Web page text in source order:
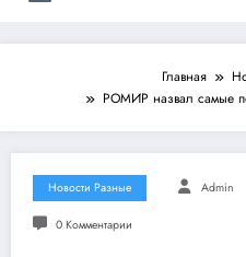
Главная
РОМИР назвал самые
Новости Разные Admin
0 Комментарии